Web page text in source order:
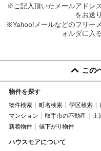
※ご記入頂いたメールアドレ
をお送
※Yahoo!メールなどのフリー
ォルダに入
この
物件を探す
物件検索 町名検索 学区検索
マンション
取手市の不動産 土
新着物件
値下がり物件
ハウスモアについて